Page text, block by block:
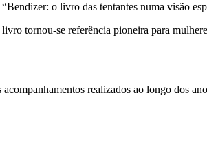
o livro das tentantes numa visão
tornou-se referência pioneira para
realizados ao longo dos